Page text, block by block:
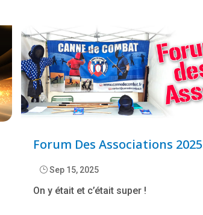
Forum Des Associations 2025
} Sep 15, 2025
On y était et c’était super !